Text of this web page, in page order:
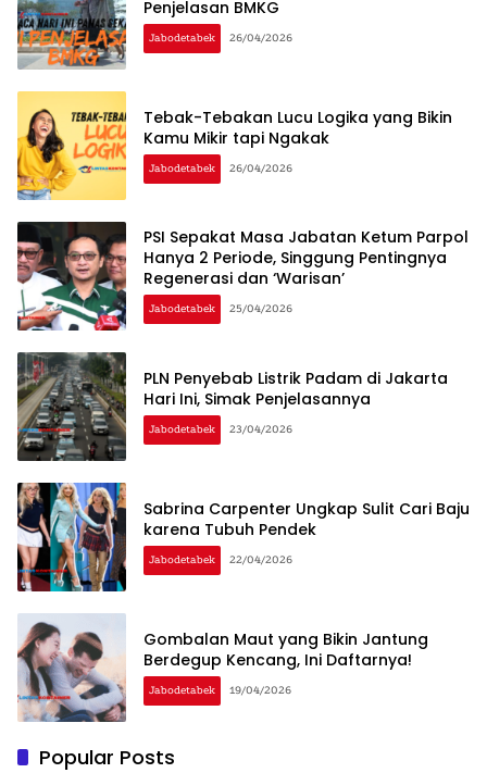
Penjelasan BMKG
Jabodetabek 26/04/2026
Tebak-Tebakan Lucu Logika yang Bikin
Kamu Mikir tapi Ngakak
Jabodetabek 26/04/2026
PSI Sepakat Masa Jabatan Ketum Parpol
Hanya 2 Periode, Singgung Pentingnya
Regenerasi dan ‘Warisan’
Jabodetabek 25/04/2026
PLN Penyebab Listrik Padam di Jakarta
Hari Ini, Simak Penjelasannya
Jabodetabek 23/04/2026
Sabrina Carpenter Ungkap Sulit Cari Baju
karena Tubuh Pendek
Jabodetabek 22/04/2026
Gombalan Maut yang Bikin Jantung
Berdegup Kencang, Ini Daftarnya!
Jabodetabek 19/04/2026
Popular Posts